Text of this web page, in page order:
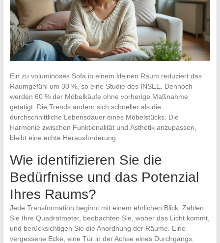
Ein zu voluminöses Sofa in einem kleinen Raum reduziert das
Raumgefühl um 30 %, so eine Studie des INSEE. Dennoch
werden 60 % der Möbelkäufe ohne vorherige Maßnahme
getätigt. Die Trends ändern sich schneller als die
durchschnittliche Lebensdauer eines Möbelstücks. Die
Harmonie zwischen Funktionalität und Ästhetik anzupassen,
bleibt eine echte Herausforderung.
Wie identifizieren Sie die
Bedürfnisse und das Potenzial
Ihres Raums?
Jede Transformation beginnt mit einem ehrlichen Blick. Zählen
Sie Ihre Quadratmeter, beobachten Sie, woher das Licht kommt,
und berücksichtigen Sie die Anordnung der Räume. Eine
vergessene Ecke, eine Tür in der Achse eines Durchgangs: